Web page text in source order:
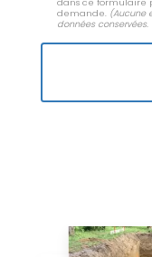
dans ce formulaire
demande. (Aucune
données conservées.